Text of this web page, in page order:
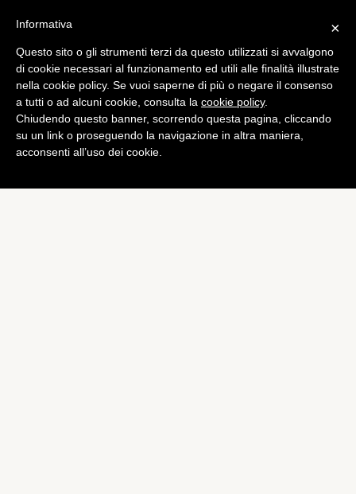
Tech
Petraeus, lo scandalo della
CIA corre su Gmail
di Alessandro Moretti
×
Informativa
Questo sito o gli strumenti terzi da questo utilizzati si avvalgono
di cookie necessari al funzionamento ed utili alle finalità illustrate
nella cookie policy. Se vuoi saperne di più o negare il consenso
a tutti o ad alcuni cookie, consulta la cookie policy.
Chiudendo questo banner, scorrendo questa pagina, cliccando
su un link o proseguendo la navigazione in altra maniera,
acconsenti all’uso dei cookie.